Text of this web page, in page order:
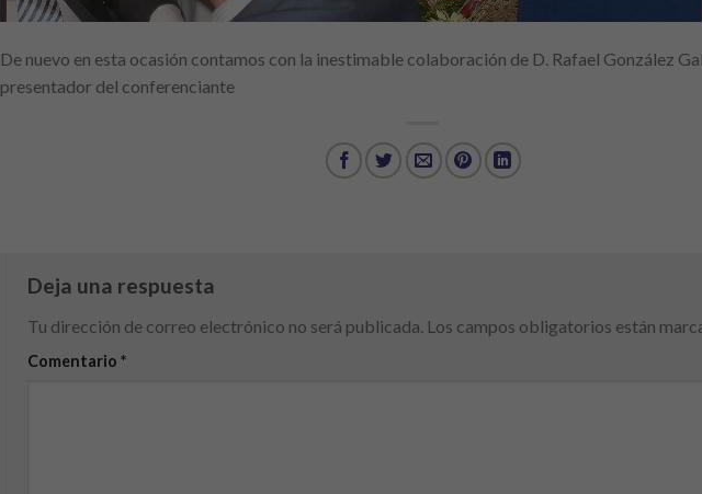
De nuevo en esta ocasión contamos con la inestimable colaboración de D. Rafael González
presentador del conferenciante
Deja una respuesta
Tu dirección de correo electrónico no será publicada. Los campos obligatorios están
Comentario *